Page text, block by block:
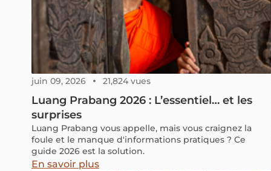
juin 09, 2026 21,824 vues
Luang Prabang 2026 : L’essentiel… et les
surprises
Luang Prabang vous appelle, mais vous craignez la
foule et le manque d'informations pratiques ? Ce
guide 2026 est la solution.
En savoir plus